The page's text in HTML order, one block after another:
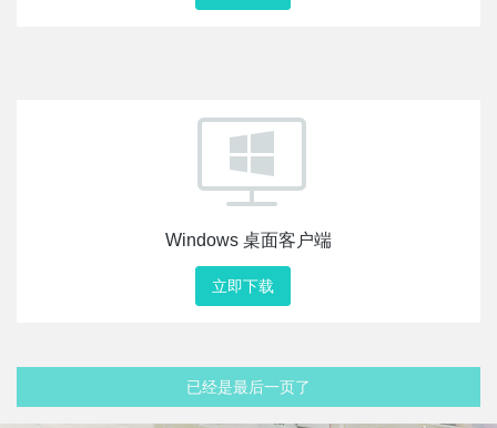
Windows 桌面客户端
立即下载
已经是最后一页了